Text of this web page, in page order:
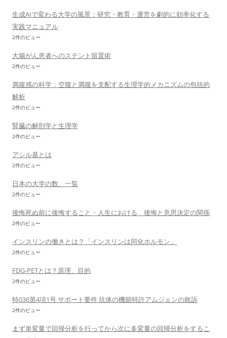
生成AIで変わる大学の風景：研究・教育・運営を劇的に効率化する
実践マニュアル
2件のビュー
大腸がん患者へのステント留置術
2件のビュー
満腹感の科学：空腹と満腹を支配する生理学的メカニズムの包括的
解析
2件のビュー
腎臓の解剖学と生理学
2件のビュー
アシル基とは
2件のビュー
日本の大学の数、一覧
2件のビュー
後悔死ぬ前に後悔すること・人生における 後悔と意思決定の関係
2件のビュー
インスリンの働きとは？「インスリンは同化ホルモン」
2件のビュー
FDG-PETとは？原理、目的
2件のビュー
特036第4項1号 サポート要件 抗体の機能特許アムジェンの敗訴
2件のビュー
まず単変量で回帰分析を行ってから次に多変量の回帰分析をするこ